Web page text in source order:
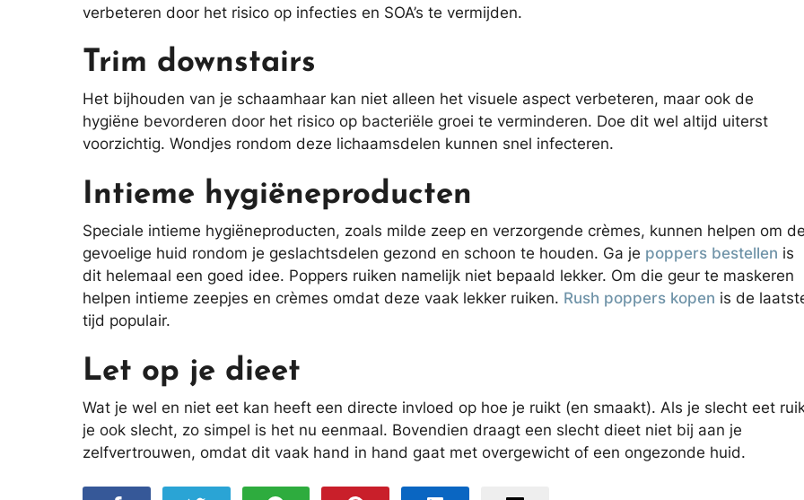
verbeteren door het risico op infecties en SOA’s te vermijden.
Trim downstairs
Het bijhouden van je schaamhaar kan niet alleen het visuele aspect verbeteren, maar ook de
hygiëne bevorderen door het risico op bacteriële groei te verminderen. Doe dit wel altijd uiterst
voorzichtig. Wondjes rondom deze lichaamsdelen kunnen snel infecteren.
Intieme hygiëneproducten
Speciale intieme hygiëneproducten, zoals milde zeep en verzorgende crèmes, kunnen helpen om de
gevoelige huid rondom je geslachtsdelen gezond en schoon te houden. Ga je poppers bestellen is
dit helemaal een goed idee. Poppers ruiken namelijk niet bepaald lekker. Om die geur te maskeren
helpen intieme zeepjes en crèmes omdat deze vaak lekker ruiken. Rush poppers kopen is de
tijd populair.
Let op je dieet
Wat je wel en niet eet kan heeft een directe invloed op hoe je ruikt (en smaakt). Als je slecht eet
je ook slecht, zo simpel is het nu eenmaal. Bovendien draagt een slecht dieet niet bij aan je
zelfvertrouwen, omdat dit vaak hand in hand gaat met overgewicht of een ongezonde huid.